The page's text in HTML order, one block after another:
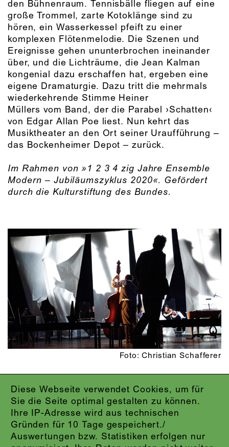
Diese Webseite verwendet Cookies, um für
Sie die Seite optimal gestalten zu können.
Ihre IP-Adresse wird aus technischen
Gründen für 10 Tage gespeichert./
Auswertungen bzw. Statistiken erfolgen nur
den Bühnenraum. Tennisbälle fliegen auf eine
große Trommel, zarte Kotoklänge sind zu
hören, ein Wasserkessel pfeift zu einer
komplexen Flötenmelodie. Die Szenen und
Ereignisse gehen ununterbrochen ineinander
über, und die Lichträume, die Jean Kalman
kongenial dazu erschaffen hat, ergeben eine
eigene Dramaturgie. Dazu tritt die mehrmals
wiederkehrende Stimme Heiner
Müllers vom Band, der die Parabel ›Schatten‹
von Edgar Allan Poe liest. Nun kehrt das
Musiktheater an den Ort seiner Uraufführung –
das Bockenheimer Depot – zurück.
Im Rahmen von »1 2 3 4 zig Jahre Ensemble
Modern – Jubiläumszyklus 2020«. Gefördert
durch die Kulturstiftung des Bundes.
Foto: Christian Schafferer
IMPRESSUM
DATENSCHUTZ
AGB
KONTAKT
ABO-LOGIN